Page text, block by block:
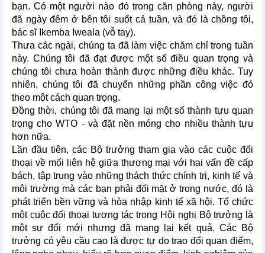
bạn. Có một người nào đó trong căn phòng này, người
đã ngày đêm ở bên tôi suốt cả tuần, và đó là chồng tôi,
bác sĩ Ikemba Iweala (vỗ tay).
Thưa các ngài, chúng ta đã làm việc chăm chỉ trong tuần
này. Chúng tôi đã đạt được một số điều quan trọng và
chúng tôi chưa hoàn thành được những điều khác. Tuy
nhiên, chúng tôi đã chuyển những phần công việc đó
theo một cách quan trọng.
Đồng thời, chúng tôi đã mang lại một số thành tựu quan
trọng cho WTO - và đặt nền móng cho nhiều thành tựu
hơn nữa.
Lần đầu tiên, các Bộ trưởng tham gia vào các cuộc đối
thoại về mối liên hệ giữa thương mại với hai vấn đề cấp
bách, tập trung vào những thách thức chính trị, kinh tế và
môi trường mà các bạn phải đối mặt ở trong nước, đó là
phát triển bền vững và hòa nhập kinh tế xã hội. Tổ chức
một cuộc đối thoại tương tác trong Hội nghị Bộ trưởng là
một sự đổi mới nhưng đã mang lại kết quả. Các Bộ
trưởng có yêu cầu cao là được tự do trao đổi quan điểm,